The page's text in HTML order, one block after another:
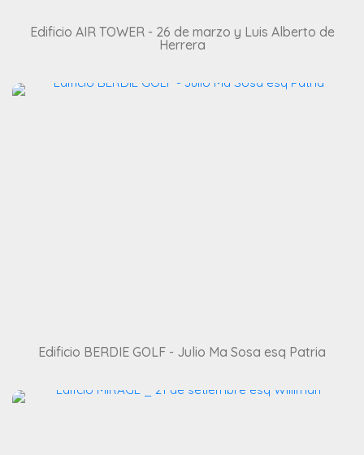
Edificio AIR TOWER - 26 de marzo y Luis Alberto de
Herrera
Edificio BERDIE GOLF - Julio Ma Sosa esq Patria